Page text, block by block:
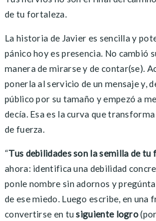
de tu fortaleza.
La historia de Javier es sencilla y
pánico hoy es presencia. No cambió
manera de mirarse y de contar(se).
ponerla al servicio de un mensaje y,
público por su tamaño y empezó a
decía. Esa es la curva que
de fuerza.
“Tus debilidades son la semilla de tu
ahora: identifica una debilidad
ponle nombre sin adornos y
de ese miedo. Luego escribe, en una
convertirse en tusiguiente logro